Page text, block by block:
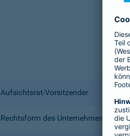
Aufsichtsrat-Vorsitzender
Rechtsform des Unternehmens